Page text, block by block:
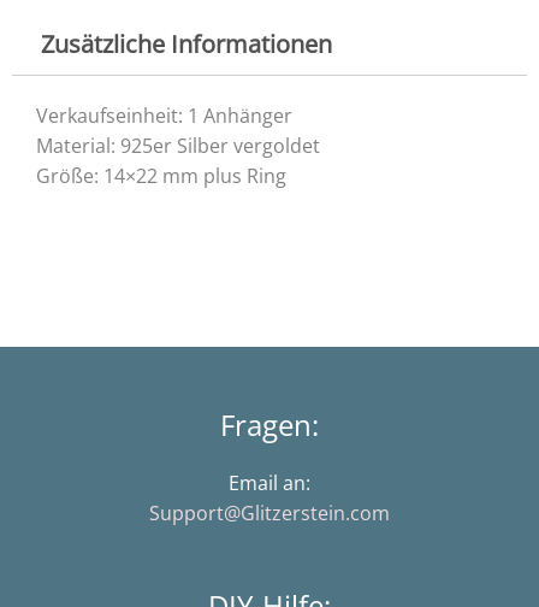
Zusätzliche Informationen
Verkaufseinheit: 1 Anhänger
Material: 925er Silber vergoldet
Größe: 14×22 mm plus Ring
Fragen:
Email an:
Support@Glitzerstein.com